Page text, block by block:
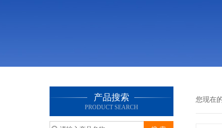
产品搜索
PRODUCT SEARCH
您现在